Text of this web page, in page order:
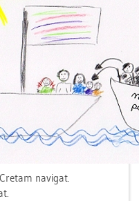
na­vi­gat.